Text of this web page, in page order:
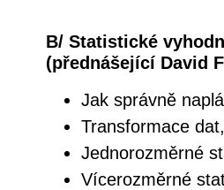
B/ Statistické
(přednášející David
Jak správně
Transformace
Jednorozměrné
Vícerozměrné